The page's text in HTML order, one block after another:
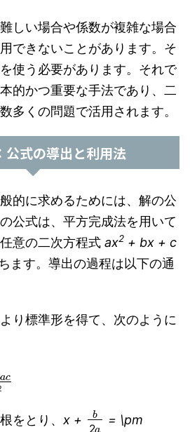
しい場合や係数が複雑な場合
できないことがあります。そ
使う必要があります。それで
的かつ重要な手法であり、二
多くの問題で活用されます。
公式の導出と利用法
的に求めるためには、解の公
公式は、平方完成法を用いて
意の二次方程式 ax2 + bx + c
ます。導出の過程は以下の通
り標準形を得て、次のように
a
をとり、 x +
b2
= \pm